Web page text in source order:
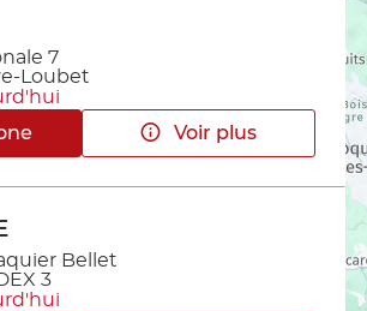
7
Loubet
Voir plus
Bellet
3